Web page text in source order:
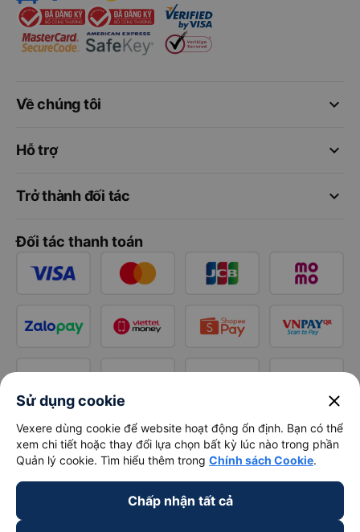
keyboard_arrow_down
Về chúng tôi
keyboard_arrow_down
Hỗ trợ
keyboard_arrow_down
Trở thành đối tác
Đối tác thanh toán
Sử dụng cookie close
Vexere dùng cookie để website hoạt động ổn định. Bạn có thể
xem chi tiết hoặc thay đổi lựa chọn bất kỳ lúc nào trong phần
Quản lý cookie. Tìm hiểu thêm trong Chính sách Cookie.
Chấp nhận tất cả